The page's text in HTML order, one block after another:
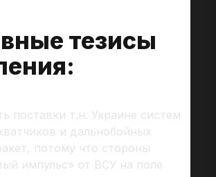
тезисы
поставки т.н. Украине систем
и дальнобойных
потому что стороны
импульс» от ВСУ на поле